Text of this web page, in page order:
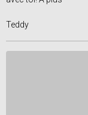
Teddy